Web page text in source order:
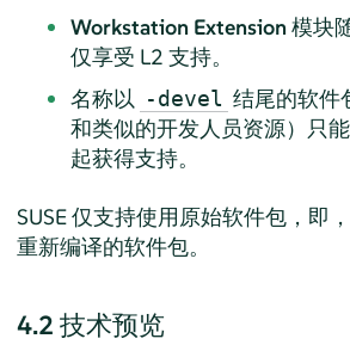
Workstation Extension模块
仅享受 L2 支持。
名称以 -devel 结尾的软件
和类似的开发人员资源）只
起获得支持。
SUSE 仅支持使用原始软件包，即
重新编译的软件包。
4.2 技术预览